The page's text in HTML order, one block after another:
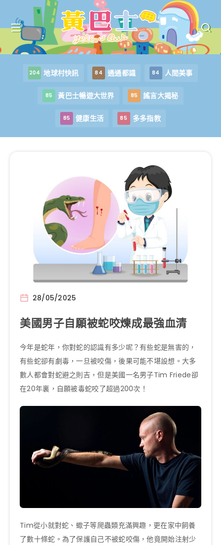
204 地球村快訊 84 通通都識 84 人間美事
85 黃巴士暢遊大世界 85 謠言大揭秘
85 健康生活 85 多多指教
28/05/2025
美國男子自願被蛇咬煉成最強血清
今年是蛇年，你對蛇的認識有多少呢？有些蛇是無害的，
有些蛇卻有劇毒，一旦被咬傷，後果可能不堪設想。大多
數人都會對蛇避之則吉，但是美國一名男子Tim Friede卻
在20年裏，自願被毒蛇咬了超過200次！
Tim從小就對蛇、蠍子等爬蟲類充滿興趣，更在家中飼養
了數十條蛇。為了保護自己不被蛇咬傷，他竟開始注射少